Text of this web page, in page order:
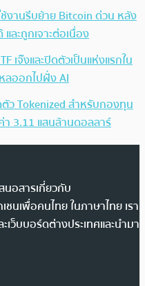
งานรีบย้าย Bitcoin ด่วน หลัง
ละถูกเจาะต่อเนื่อง
เจ๊งและปิดตัวเป็นแห่งแรกใน
ลออกไปฝั่ง AI
ตัว Tokenized สำหรับกองทุน
า 3.11 แสนล้านดอลลาร์
นอสารเกี่ยวกับ
นเพื่อคนไทย ในภาษาไทย เรา
ว็บบอร์ดต่างประเทศและนำมา